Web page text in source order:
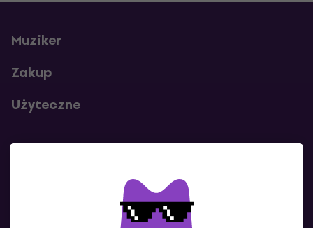
Muziker
Zakup
Użyteczne
Skontaktuj się z nami